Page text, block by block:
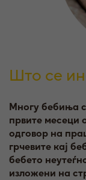
Што се
Многу бебиња
првите месеци
одговор на
грчевите кај
бебето
изложени на